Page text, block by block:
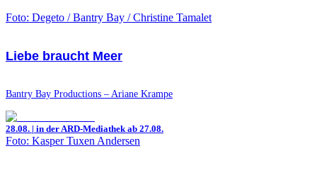
Foto: Degeto / Bantry Bay / Christine Tamalet
Liebe braucht Meer
Bantry Bay Productions – Ariane Krampe
28.08. | in der ARD-Mediathek ab 27.08.
Foto: Kasper Tuxen Andersen